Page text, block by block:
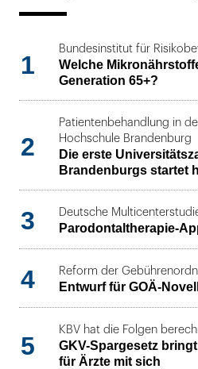
1
Bundesinstitut für
Welche
Generation 65+?
2
Patientenbehandlung in
Hochschule Brandenburg
Die erste
Brandenburgs startet
3 Deutsche
Parodontaltherapie-
4 Reform der
Entwurf für GOÄ-
5
KBV hat die Folgen
GKV-Spargesetz
für Ärzte mit sich